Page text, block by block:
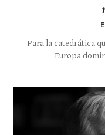
Para la catedrática
Europa